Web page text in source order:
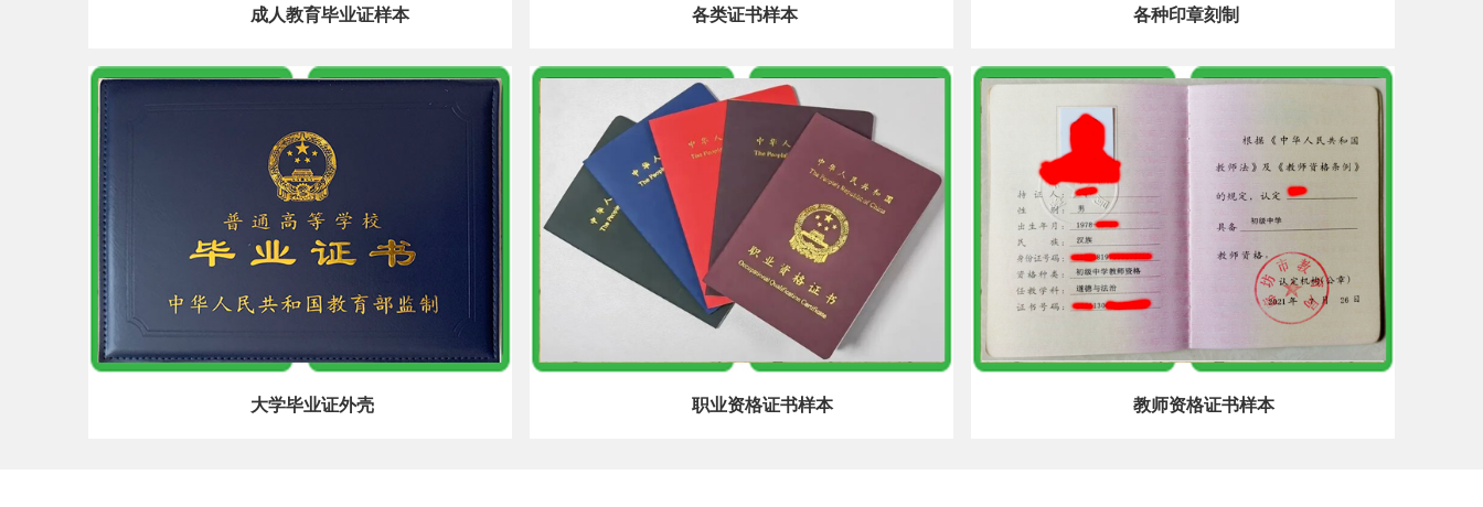
成人教育毕业证样本 各类证书样本 各种印章刻制
大学毕业证外壳 职业资格证书样本 教师资格证书样本